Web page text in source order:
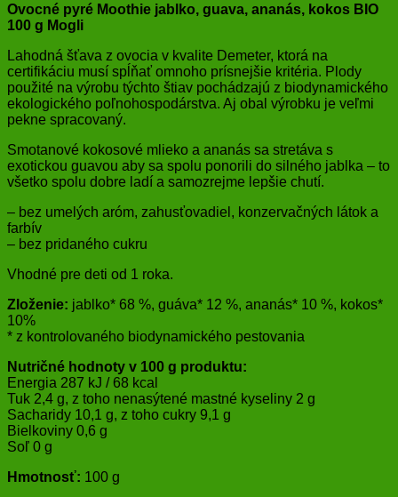
Ovocné pyré Moothie jablko, guava, ananás, kokos BIO
100 g Mogli
Lahodná šťava z ovocia v kvalite Demeter, ktorá na
certifikáciu musí spĺňať omnoho prísnejšie kritéria. Plody
použité na výrobu týchto štiav pochádzajú z biodynamického
ekologického poľnohospodárstva. Aj obal výrobku je veľmi
pekne spracovaný.
Smotanové kokosové mlieko a ananás sa stretáva s
exotickou guavou aby sa spolu ponorili do silného jablka – to
všetko spolu dobre ladí a samozrejme lepšie chutí.
– bez umelých aróm, zahusťovadiel, konzervačných látok a
farbív
– bez pridaného cukru
Vhodné pre deti od 1 roka.
Zloženie: jablko* 68 %, guáva* 12 %, ananás* 10 %, kokos*
10%
* z kontrolovaného biodynamického pestovania
Nutričné hodnoty v 100 g produktu:
Energia 287 kJ / 68 kcal
Tuk 2,4 g, z toho nenasýtené mastné kyseliny 2 g
Sacharidy 10,1 g, z toho cukry 9,1 g
Bielkoviny 0,6 g
Soľ 0 g
Hmotnosť: 100 g